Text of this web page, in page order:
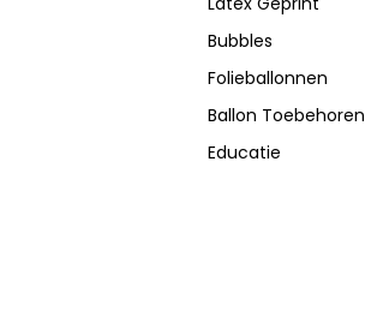
Bubbles
Folieballonnen
Ballon Toebehoren
Educatie